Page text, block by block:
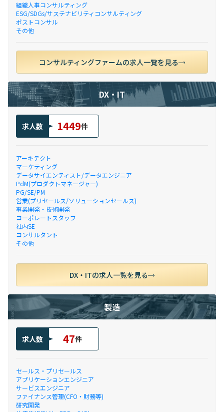
組織人事コンサルティング
ESG/SDGs/サステナビリティコンサルティング
ポストコンサル
その他
コンサルティングファームの求人一覧を見る
DX・IT
求人数 1449件
アーキテクト
マーケティング
データサイエンティスト/データエンジニア
PdM(プロダクトマネージャー)
PG/SE/PM
営業(プリセールス/ソリューションセールス)
事業開発・技術開発
コーポレートスタッフ
社内SE
コンサルタント
その他
DX・ITの求人一覧を見る
製造
求人数 47件
セールス・プリセールス
アプリケーションエンジニア
サービスエンジニア
ファイナンス管理(CFO・財務等)
研究開発